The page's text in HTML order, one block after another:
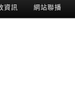
資訊 網站聯播